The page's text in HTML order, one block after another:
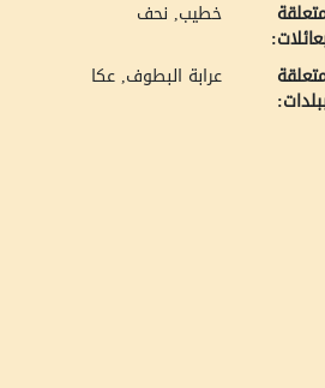
خطيب, نحف
عرابة البطوف, عكا